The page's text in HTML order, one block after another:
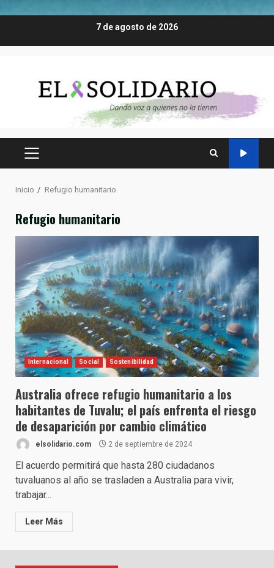
7 de agosto de 2026
MENÚ
Inicio Refugio humanitario
Refugio humanitario
Internacional Social Sostenibilidad
Australia ofrece refugio humanitario a los
habitantes de Tuvalu; el país enfrenta el riesgo
de desaparición por cambio climático
elsolidario.com 2 de septiembre de 2024
El acuerdo permitirá que hasta 280 ciudadanos
tuvaluanos al año se trasladen a Australia para vivir,
trabajar...
Leer Más